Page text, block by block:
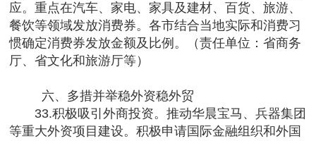
应。重点在汽车、家电、家具及建材、百货、旅游、
餐饮等领域发放消费券。各市结合当地实际和消费习
惯确定消费券发放金额及比例。（责任单位：省商务
厅、省文化和旅游厅等）
六、多措并举稳外资稳外贸
33.积极吸引外商投资。推动华晨宝马、兵器集团
等重大外资项目建设。积极申请国际金融组织和外国